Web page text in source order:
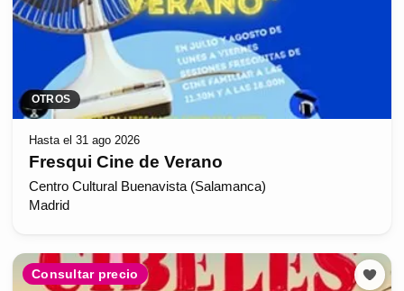
OTROS
Hasta el 31 ago 2026
Fresqui Cine de Verano
Centro Cultural Buenavista (Salamanca)
Madrid
Consultar precio